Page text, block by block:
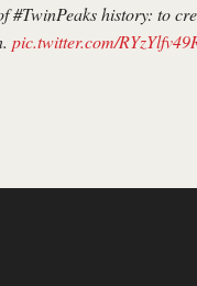
#TwinPeaks history: to
pic.twitter.com/